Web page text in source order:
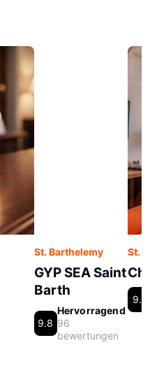
St. Barthelemy
GYP SEA Saint
Barth
9.8
Hervorragend
96
bewertungen
St.
9.6